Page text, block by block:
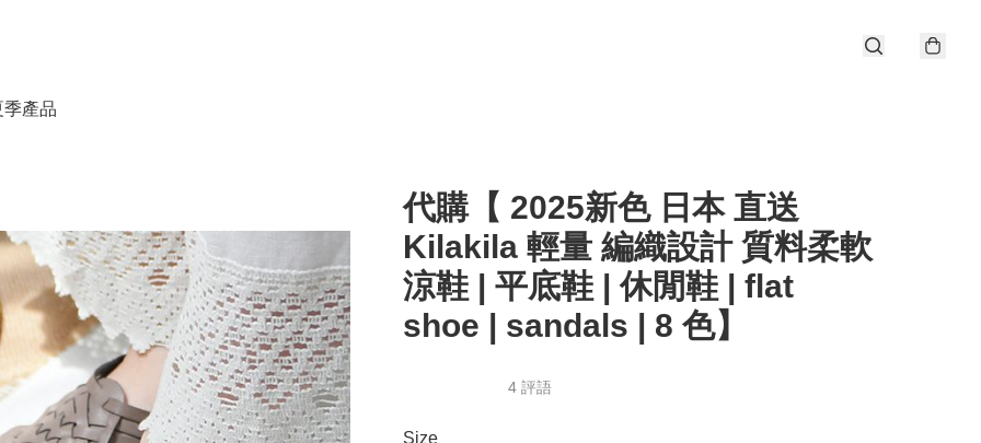
產品
代購【 2025新色 日本 直送
Kilakila 輕量 編織設計 質料柔軟
涼鞋 | 平底鞋 | 休閒鞋 | flat
shoe | sandals | 8 色】
4 評語
Size